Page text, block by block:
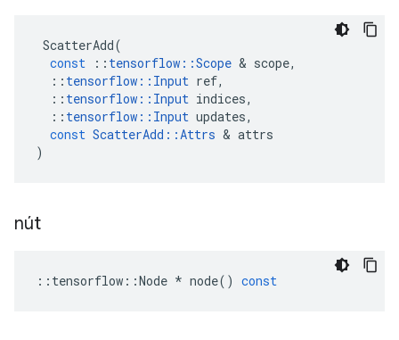
ScatterAdd(
const
:: tensorflow ::Scope & scope,
:: tensorflow :: Input ref,
:: tensorflow :: Input indices,
:: tensorflow :: Input updates,
const ScatterAdd ::Attrs & attrs
)
nút
:: tensorflow ::Node * node() const